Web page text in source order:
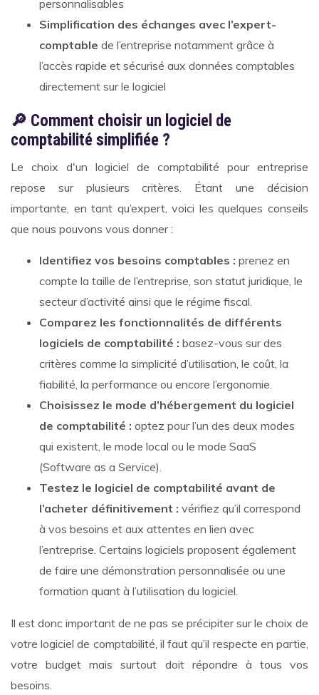
personnalisables
Simplification des échanges avec l’expert-
comptable de l’entreprise notamment grâce à
l’accès rapide et sécurisé aux données comptables
directement sur le logiciel
🔎 Comment choisir un logiciel de
comptabilité simplifiée ?
Le choix d'un logiciel de comptabilité pour entreprise
repose sur plusieurs critères. Étant une décision
importante, en tant qu’expert, voici les quelques conseils
que nous pouvons vous donner :
Identifiez vos besoins comptables : prenez en
compte la taille de l’entreprise, son statut juridique, le
secteur d’activité ainsi que le régime fiscal.
Comparez les fonctionnalités de différents
logiciels de comptabilité : basez-vous sur des
critères comme la simplicité d’utilisation, le coût, la
fiabilité, la performance ou encore l’ergonomie.
Choisissez le mode d’hébergement du logiciel
de comptabilité : optez pour l’un des deux modes
qui existent, le mode local ou le mode SaaS
(Software as a Service).
Testez le logiciel de comptabilité avant de
l’acheter définitivement : vérifiez qu’il correspond
à vos besoins et aux attentes en lien avec
l’entreprise. Certains logiciels proposent également
de faire une démonstration personnalisée ou une
formation quant à l’utilisation du logiciel.
Il est donc important de ne pas se précipiter sur le choix de
votre logiciel de comptabilité, il faut qu’il respecte en partie,
votre budget mais surtout doit répondre à tous vos
besoins.